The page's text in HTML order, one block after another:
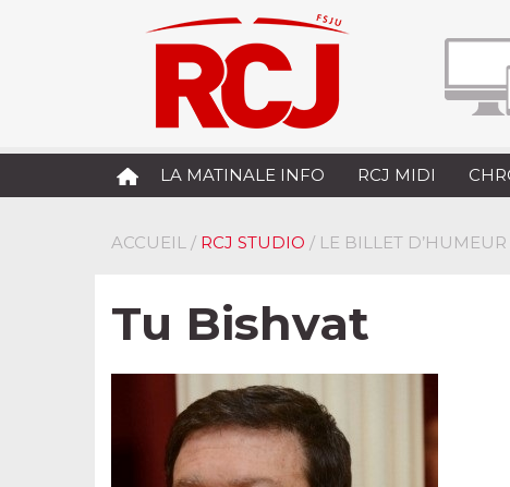
LA MATINALE INFO RCJ MIDI
ACCUEIL / RCJ STUDIO / LE BILLET
Tu Bishvat